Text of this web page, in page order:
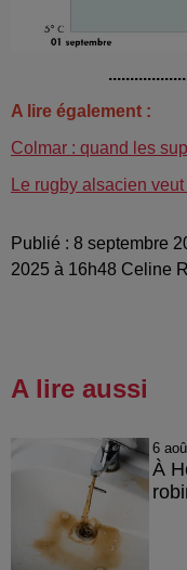
A lire également :
Colmar : quand les
Le rugby alsacien
Publié : 8 septembre
2025 à 16h48 Celine
A lire aussi
6
À